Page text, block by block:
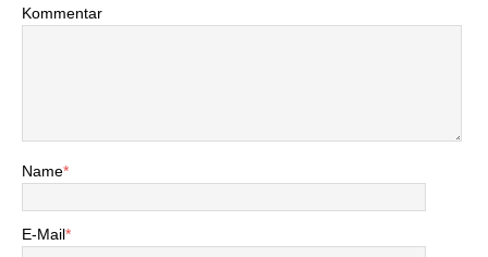
Kommentar
Name*
E-Mail*